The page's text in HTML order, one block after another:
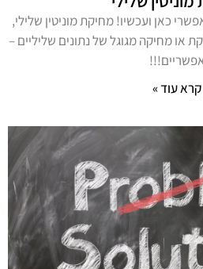
כאן ועכשיו! מחיקת מוניטין שלילי,
או מחיקה מגוגל של נתונים שליליים –
קרא עוד »